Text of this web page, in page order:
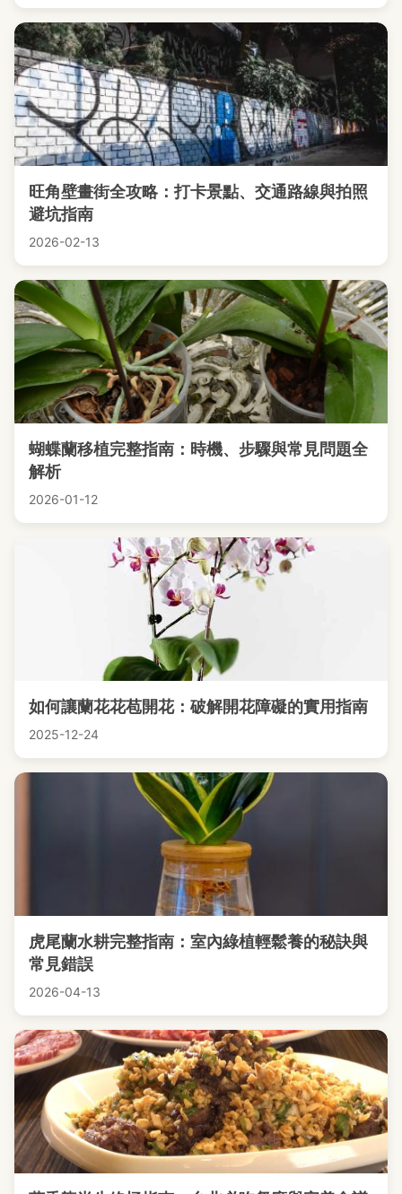
旺角壁畫街全攻略：打卡景點、交通路線與拍照
避坑指南
2026-02-13
蝴蝶蘭移植完整指南：時機、步驟與常見問題全
解析
2026-01-12
如何讓蘭花花苞開花：破解開花障礙的實用指南
2025-12-24
虎尾蘭水耕完整指南：室內綠植輕鬆養的秘訣與
常見錯誤
2026-04-13